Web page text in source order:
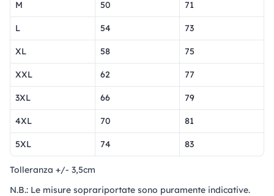
M 50 71
L 54 73
XL 58 75
XXL 62 77
3XL 66 79
4XL 70 81
5XL 74 83
Tolleranza +/- 3,5cm
N.B.: Le misure soprariportate sono puramente indicative.